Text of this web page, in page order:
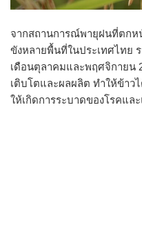
จากสถานการณ์พายุฝนที่ตกห
ขังหลายพื้นที่ในประเทศไทย
เดือนตุลาคมและพฤศจิกายน
เติบโตและผลผลิต ทำให้ข้าว
ให้เกิดการระบาดของโรคแล